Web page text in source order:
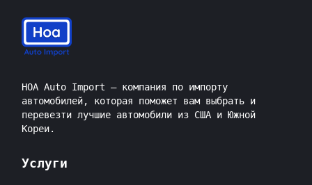
HOA Auto Import — компания по импорту
автомобилей, которая поможет вам выбрать и
перевезти лучшие автомобили из США и Южной
Кореи.
Услуги